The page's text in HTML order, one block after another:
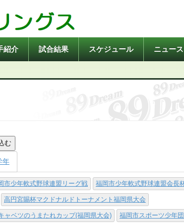
紹介 試合結果 スケジュール ニュース
む
年
市少年軟式野球連盟リーグ戦 福岡市少年軟式野球連盟会長
高円宮賜杯マクドナルドトーナメント福岡県大会
ャベツのうまたれカップ(福岡県大会) 福岡市スポーツ少年